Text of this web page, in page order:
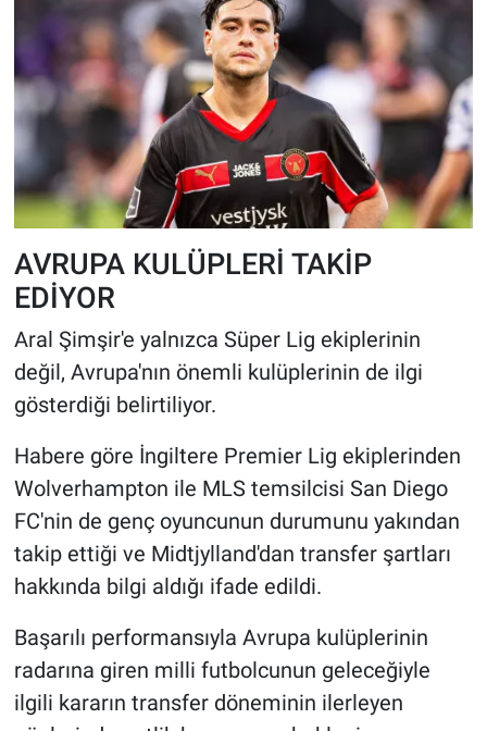
AVRUPA KULÜPLERİ TAKİP
EDİYOR
Aral Şimşir'e yalnızca Süper Lig ekiplerinin
değil, Avrupa'nın önemli kulüplerinin de ilgi
gösterdiği belirtiliyor.
Habere göre İngiltere Premier Lig ekiplerinden
Wolverhampton ile MLS temsilcisi San Diego
FC'nin de genç oyuncunun durumunu yakından
takip ettiği ve Midtjylland'dan transfer şartları
hakkında bilgi aldığı ifade edildi.
Başarılı performansıyla Avrupa kulüplerinin
radarına giren milli futbolcunun geleceğiyle
ilgili kararın transfer döneminin ilerleyen